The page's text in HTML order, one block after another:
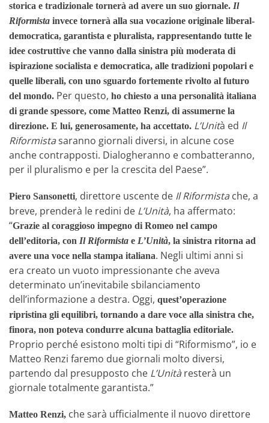
storica e tradizionale tornerà ad avere un suo giornale. Il
Riformista invece tornerà alla sua vocazione originale liberal-
democratica, garantista e pluralista, rappresentando tutte le
idee costruttive che vanno dalla sinistra più moderata di
ispirazione socialista e democratica, alle tradizioni popolari e
quelle liberali, con uno sguardo fortemente rivolto al futuro
del mondo. Per questo, ho chiesto a una personalità italiana
di grande spessore, come Matteo Renzi, di assumerne la
direzione. E lui, generosamente, ha accettato. L’Unità ed Il
Riformistasaranno giornali diversi, in alcune cose
anche contrapposti. Dialogheranno e combatteranno,
per il pluralismo e per la crescita del Paese”.
Piero Sansonetti, direttore uscente de Il Riformista che, a
breve, prenderà le redini de L’Unità, ha affermato:
“Grazie al coraggioso impegno di Romeo nel campo
dell’editoria, con Il Riformista e L’Unità, la sinistra ritorna ad
avere una voce nella stampa italiana. Negli ultimi anni si
era creato un vuoto impressionante che aveva
determinato un’inevitabile sbilanciamento
dell’informazione a destra. Oggi, quest’operazione
ripristina gli equilibri, tornando a dare voce alla sinistra che,
finora, non poteva condurre alcuna battaglia editoriale.
Proprio perché esistono molti tipi di “Riformismo”, io e
Matteo Renzi faremo due giornali molto diversi,
partendo dal presupposto che L’Unità resterà un
giornale totalmente garantista.”
Matteo Renzi, che sarà ufficialmente il nuovo direttore